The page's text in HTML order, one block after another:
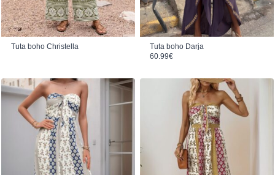
Tuta boho Christella
Tuta boho Darja
60.99€